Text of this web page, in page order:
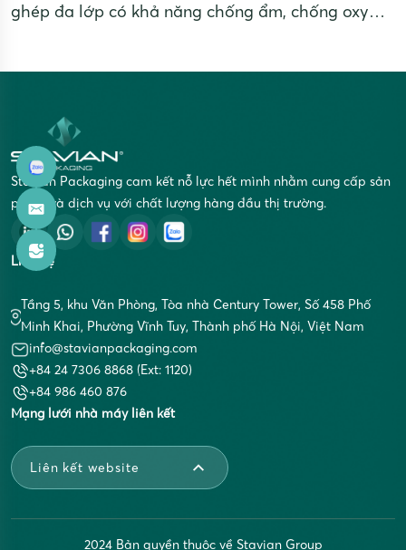
ghép đa lớp có khả năng chống ẩm, chống oxy
Stavian Packaging cam kết nỗ lực hết mình nhằm cung cấp sản
phẩm và dịch vụ với chất lượng hàng đầu thị trường.
Liên hệ
Tầng 5, khu Văn Phòng, Tòa nhà Century Tower, Số 458 Phố
Minh Khai, Phường Vĩnh Tuy, Thành phố Hà Nội, Việt Nam
info@stavianpackaging.com
+84 24 7306 8868 (Ext: 1120)
+84 986 460 876
Mạng lưới nhà máy liên kết
Liên kết website
2024 Bản quyền thuộc về Stavian Group